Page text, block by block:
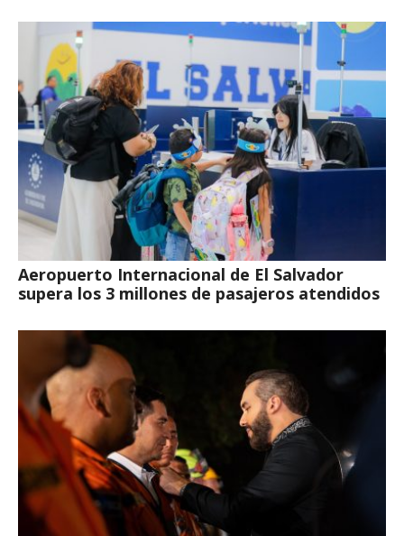
Aeropuerto Internacional de El Salvador
supera los 3 millones de pasajeros atendidos